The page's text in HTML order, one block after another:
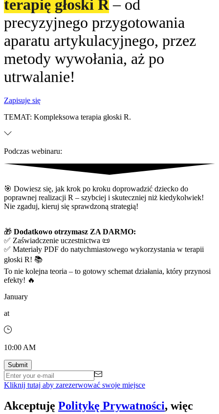
terapię głoski R – od
precyzyjnego przygotowania
aparatu artykulacyjnego, przez
metody wywołania, aż po
utrwalanie!
Zapisuje się
TEMAT: Kompleksowa terapia głoski R.
Podczas webinaru:
🎯 Dowiesz się, jak krok po kroku doprowadzić dziecko do
poprawnej realizacji R – szybciej i skuteczniej niż kiedykolwiek!
Nie zgaduj, kieruj się sprawdzoną strategią!
🎁 Dodatkowo otrzymasz ZA DARMO:
✅ Zaświadczenie uczestnictwa 📜
✅ Materiały PDF do natychmiastowego wykorzystania w terapii
głoski R! 📚
To nie kolejna teoria – to gotowy schemat działania, który przynosi
efekty! 🔥
January
at
10:00 AM
Kliknij tutaj aby zarezerwować swoje miejsce
Akceptuję Politykę Prywatności, więc